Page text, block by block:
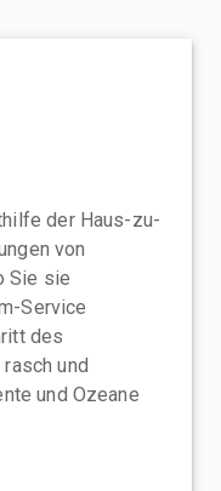
der Haus-zu-
von
Sie sie
Service
des
und
und Ozeane